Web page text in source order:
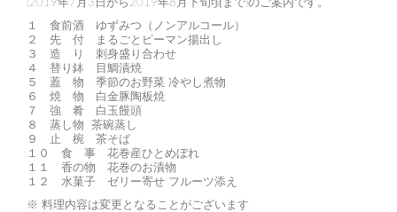
(2019年7月3日から2019年8月下旬頃まで)のご案内です。
１ 食前酒 ゆずみつ（ノンアルコール）
２ 先 付 まるごとピーマン揚出し
３ 造 り 刺身盛り合わせ
４ 替り鉢 目鯛漬焼
５ 蓋 物 季節のお野菜 冷やし煮物
６ 焼 物 白金豚陶板焼
７ 強 肴 白玉饅頭
８ 蒸し物 茶碗蒸し
９ 止 椀 茶そば
１０ 食 事 花巻産ひとめぼれ
１１ 香の物 花巻のお漬物
１２ 水菓子 ゼリー寄せ フルーツ添え
※ 料理内容は変更となることがございます